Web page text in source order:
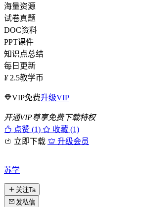
海量资源
试卷真题
DOC资料
PPT课件
知识点总结
每日更新
¥ 2.5教学币
VIP免费升级VIP
开通VIP尊享免费下载特权
点赞 (1)
收藏 (1)
立即下载
升级会员
苏学
关注Ta
发私信